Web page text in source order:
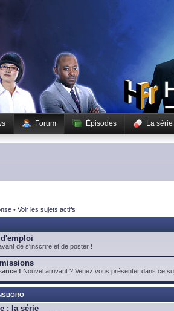
Forum Épisodes La série
• Voir les sujets actifs
de s'inscrire et de poster !
! Nouvel arrivant ? Venez vous présenter dans ce
: la série